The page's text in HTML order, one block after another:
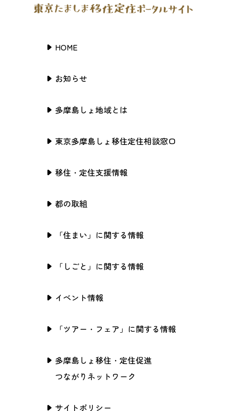
HOME
お知らせ
多摩島しょ地域とは
東京多摩島しょ移住定住相談窓口
移住・定住支援情報
都の取組
「住まい」に関する情報
「しごと」に関する情報
イベント情報
「ツアー・フェア」に関する情報
多摩島しょ移住・定住促進
つながりネットワーク
サイトポリシー